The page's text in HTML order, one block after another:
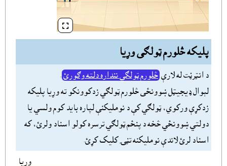

پليکه څلورم ټولګى وړيا
د انټرڼت له لارې څلورم ټولګي ننداره دلته وګورئ .
لېوال ډيجيټل ښوونځى څلورم ټولګي زدکوونکو ته وړيا پليکه
زدکړې ورکوي، ټولګي کې د نومليکنې لپاره بايد کوم ولسي يا
دولتي ښوونځي څخه د پنځم ټولګي ترسره کولو اسناد ولرئ، که
اسناد لرئ لاندې نومليکنه تڼۍ کليک کړئ.
وړيا